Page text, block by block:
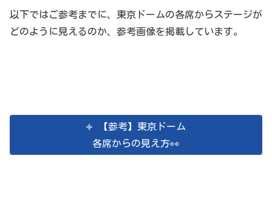
以下ではご参考までに、東京ドームの各席からステージが
どのように見えるのか、参考画像を掲載しています。
【参考】東京ドーム
各席からの見え方👀